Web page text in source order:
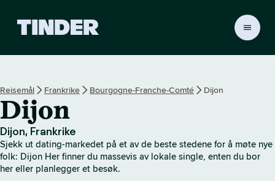
r
e
m
m
Reisemål Frankrike Bourgogne-Franche-Comté Dijon
Dijon
Dijon, Frankrike
Sjekk ut dating-markedet på et av de beste stedene for å møte nye
folk: Dijon Her finner du massevis av lokale single, enten du bor
her eller planlegger et besøk.